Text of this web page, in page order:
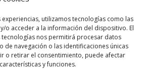
utilizamos tecnologías como las
o acceder a la información del dispositivo. El
nos permitirá procesar datos
de navegación o las identificaciones únicas
o retirar el consentimiento, puede afectar
y funciones.